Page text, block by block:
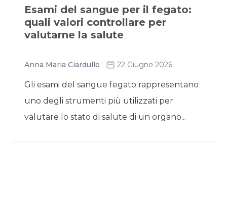
Esami del sangue per il fegato:
quali valori controllare per
valutarne la salute
Anna Maria Ciardullo 22 Giugno 2026
Gli esami del sangue fegato rappresentano
uno degli strumenti più utilizzati per
valutare lo stato di salute di un organo...